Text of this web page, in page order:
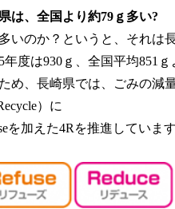
は、全国より約79ｇ多い?
いのか？というと、それは
年度は930ｇ、全国平均851
め、長崎県では、ごみの減
）に
を加えた4Rを推進しています